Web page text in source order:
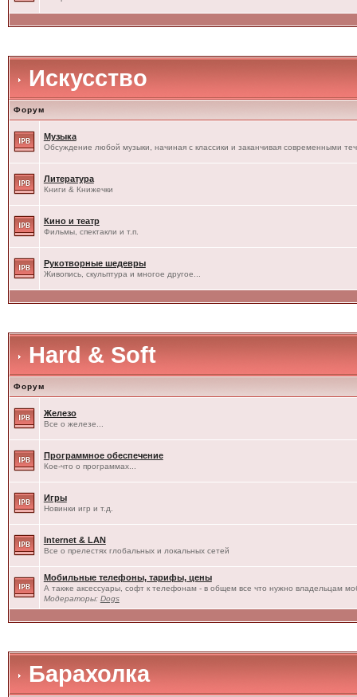
Искусство
Форум
Музыка
Обсуждение любой музыки, начиная с классики и заканчивая современными
Литература
Книги & Книжечки
Кино и театр
Фильмы, спектакли и т.п.
Рукотворные шедевры
Живопись, скульптура и многое другое...
Hard & Soft
Форум
Железо
Все о железе...
Программное обеспечение
Кое-что о программах...
Игры
Новинки игр и т.д.
Internet & LAN
Все о прелестях глобальных и локальных сетей
Мобильные телефоны, тарифы, цены
А также аксессуары, софт к телефонам - в общем все что нужно владельцам
Модераторы: Dogs
Барахолка